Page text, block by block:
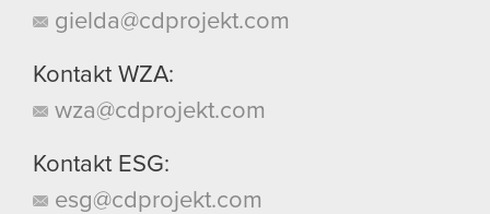
gielda@cdprojekt.com
Kontakt WZA:
wza@cdprojekt.com
Kontakt ESG:
esg@cdprojekt.com